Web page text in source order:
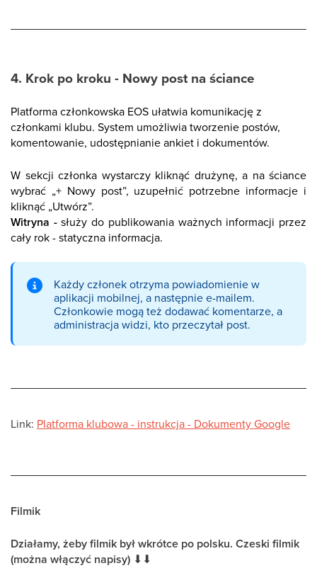
4. Krok po kroku - Nowy post na ściance
Platforma członkowska EOS ułatwia komunikację z
członkami klubu. System umożliwia tworzenie postów,
komentowanie, udostępnianie ankiet i dokumentów.
W sekcji członka wystarczy kliknąć drużynę, a na ściance
wybrać „+ Nowy post”, uzupełnić potrzebne informacje i
kliknąć „Utwórz”.
Witryna -służy do publikowania ważnych informacji przez
cały rok - statyczna informacja.
Każdy członek otrzyma powiadomienie w
aplikacji mobilnej, a następnie e-mailem.
Członkowie mogą też dodawać komentarze, a
administracja widzi, kto przeczytał post.
Link: Platforma klubowa - instrukcja - Dokumenty Google
Filmik
Działamy, żeby filmik był wkrótce po polsku. Czeski filmik
(można włączyć napisy) ⬇ ⬇